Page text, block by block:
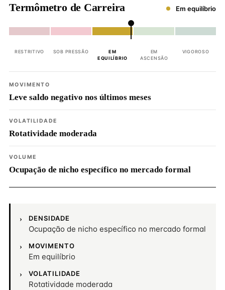
Termômetro de Carreira Em equilíbrio
RESTRITIVO SOB PRESSÃO
EM
EQUILÍBRIO
EM
ASCENSÃO
VIGOROSO
MOVIMENTO
Leve saldo negativo nos últimos meses
VOLATILIDADE
Rotatividade moderada
VOLUME
Ocupação de nicho específico no mercado formal
DENSIDADE
Ocupação de nicho específico no mercado formal
MOVIMENTO
Em equilíbrio
VOLATILIDADE
Rotatividade moderada